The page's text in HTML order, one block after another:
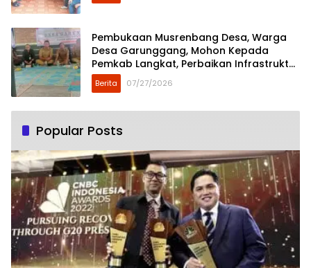
Pembukaan Musrenbang Desa, Warga
Desa Garunggang, Mohon Kepada
Pemkab Langkat, Perbaikan Infrastruktur
di Dusun Mejuah-Juah
Berita 07/27/2026
Popular Posts